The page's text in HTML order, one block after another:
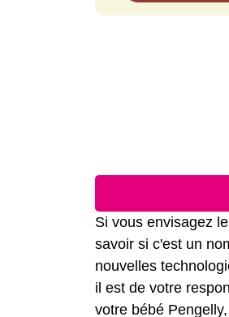
Si vous envisagez
savoir si c'est un
nouvelles
il est de votre
votre bébé